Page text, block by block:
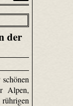
der
Alpen,